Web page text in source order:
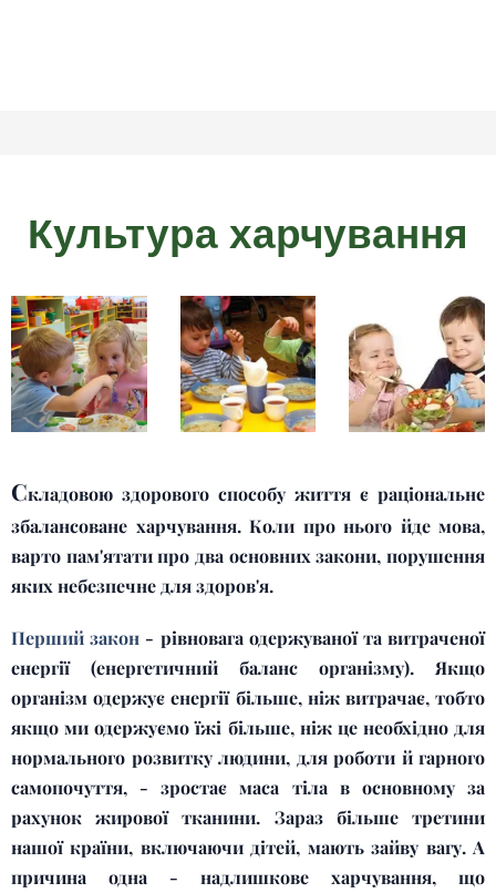
Культура харчування
Складовою здорового способу життя є раціональне
збалансоване харчування. Коли про нього йде мова,
варто пам'ятати про два основних закони, порушення
яких небезпечне для здоров'я.
Перший закон - рівновага одержуваної та витраченої
енергії (енергетичний баланс організму). Якщо
організм одержує енергії більше, ніж витрачає, тобто
якщо ми одержуємо їжі більше, ніж це необхідно для
нормального розвитку людини, для роботи й гарного
самопочуття, - зростає маса тіла в основному за
рахунок жирової тканини. Зараз більше третини
нашої країни, включаючи дітей, мають зайву вагу. А
причина одна - надлишкове харчування, що